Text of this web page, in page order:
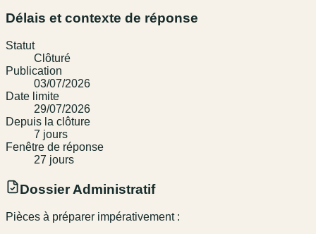
Délais et contexte de réponse
Statut
Clôturé
Publication
03/07/2026
Date limite
29/07/2026
Depuis la clôture
7 jours
Fenêtre de réponse
27 jours
Dossier Administratif
Pièces à préparer impérativement :